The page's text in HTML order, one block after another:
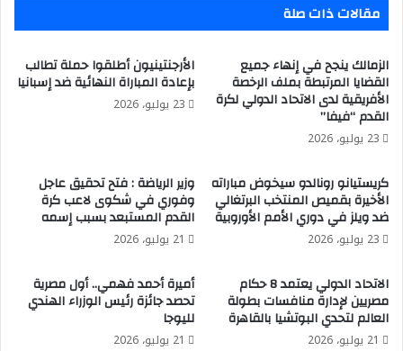
مقالات ذات صلة
الزمالك ينجح في إنهاء جميع
القضايا المرتبطة بملف الرخصة
الأفريقية لدى الاتحاد الدولي لكرة
القدم “فيفا”
23 يوليو، 2026
الأرجنتينيون أطلقوا حملة تطالب
بإعادة المباراة النهائية ضد إسبانيا
23 يوليو، 2026
كريستيانو رونالدو سيخوض مباراته
الأخيرة بقميص المنتخب البرتغالي
ضد ويلز في دوري الأمم الأوروبية
23 يوليو، 2026
وزير الرياضة : فتح تحقيق عاجل
وفوري في شكوى لاعب كرة
القدم المستبعد بسبب إسمه
21 يوليو، 2026
الاتحاد الدولي يعتمد 8 حكام
مصريين لإدارة منافسات بطولة
العالم لتحدي البوتشيا بالقاهرة
21 يوليو، 2026
أميرة أحمد فهمي.. أول مصرية
تحصد جائزة رئيس الوزراء الهندي
لليوجا
21 يوليو، 2026